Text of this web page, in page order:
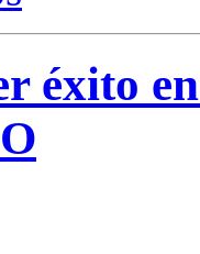
éxito